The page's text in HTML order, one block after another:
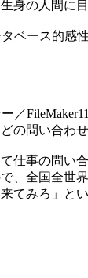
身の人間に
ベース的
／
の問い合わ
仕事の問い
、全国全世
てみろ」と